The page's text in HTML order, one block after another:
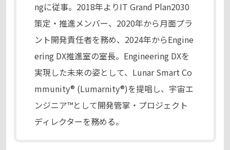
ngに従事。2018年よりIT Grand Plan2030
策定・推進メンバー、2020年から月面プラ
ント開発責任者を務め、2024年からEngine
ering DX推進室の室長。Engineering DXを
実現した未来の姿として、Lunar Smart Co
mmunity® (Lumarnity®)を提唱し、宇宙エ
ンジニア™として開発管掌・プロジェクト
ディレクターを務める。